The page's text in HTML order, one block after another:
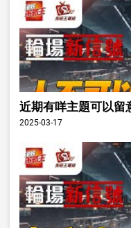
近期有咩主題可以
2025-03-17